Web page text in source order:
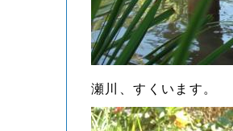
瀬川、すくいます。